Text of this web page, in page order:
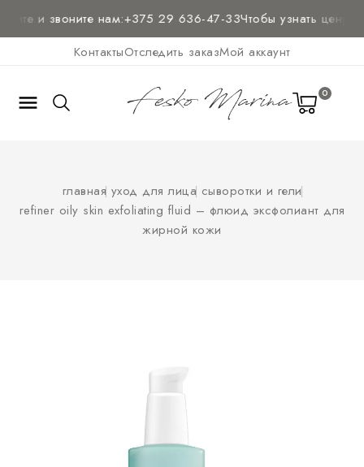
и звоните нам:+375 29 636-47-33Чтобы узнать цену и
КонтактыОтследить заказМой аккаунт
 0
главная уход для лица сыворотки и гели
refiner oily skin exfoliating fluid – флюид эксфолиант для
жирной кожи